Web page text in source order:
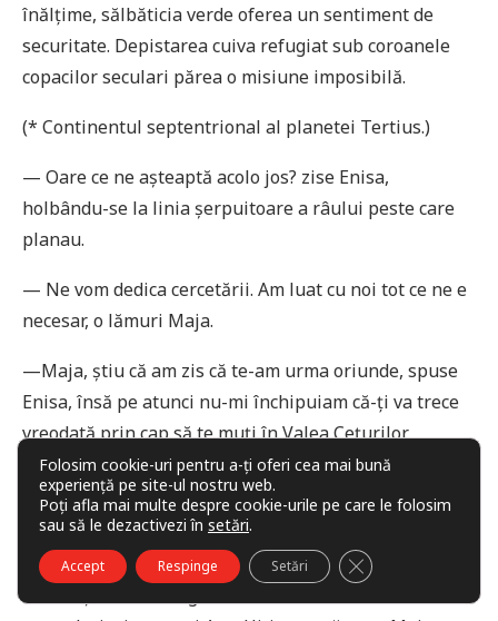
înălţime, sălbăticia verde oferea un sentiment de
securitate. Depistarea cuiva refugiat sub coroanele
copacilor seculari părea o misiune imposibilă.
(* Continentul septentrional al planetei Tertius.)
— Oare ce ne așteaptă acolo jos? zise Enisa,
holbându-se la linia șerpuitoare a râului peste care
planau.
— Ne vom dedica cercetării. Am luat cu noi tot ce ne e
necesar, o lămuri Maja.
—Maja, știu că am zis că te-am urma oriunde, spuse
Enisa, însă pe atunci nu-mi închipuiam că-ţi va trece
vreodată prin cap să te muţi în Valea Ceţurilor
Veșnice.
— Nu există alt cotlon pe planetă unde să ne
adăpostim.
— E ca și cum am fugi de un zaruk* ascunzându-ne în
Folosim cookie-uri pentru a-ți oferi cea mai bună
experiență pe site-ul nostru web.
Poți afla mai multe despre cookie-urile pe care le folosim
sau să le dezactivezi în setări.
Accept Respinge Setări CLOSE GDPR